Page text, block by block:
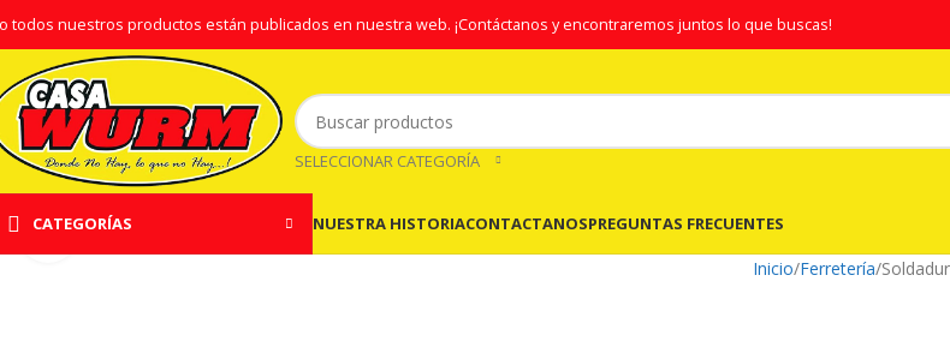
todos nuestros productos están publicados en nuestra web. ¡Contáctanos y encontraremos juntos lo que buscas!
SELECCIONAR CATEGORÍA
CATEGORÍAS NUESTRA HISTORIACONTACTANOSPREGUNTAS FRECUENTES
Clic para ampliar
Inicio Ferretería